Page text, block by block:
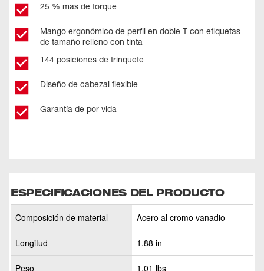
25 % más de torque
Mango ergonómico de perfil en doble T con etiquetas
de tamaño relleno con tinta
144 posiciones de trinquete
Diseño de cabezal flexible
Garantía de por vida
ESPECIFICACIONES DEL PRODUCTO
Composición de material Acero al cromo vanadio
Longitud 1.88 in
Peso 1.01 lbs